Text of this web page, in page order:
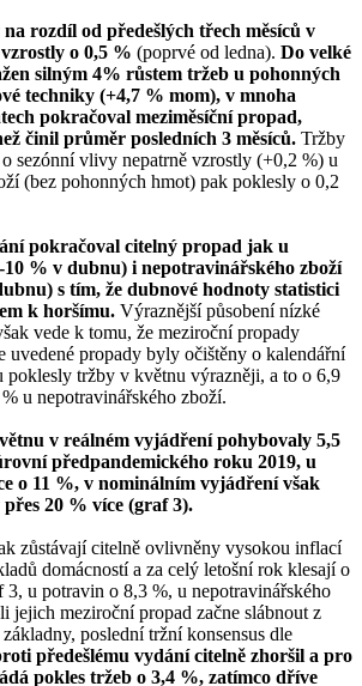
rozdíl od předešlých třech měsíců v
o 0,5 % (poprvé od ledna). Do velké
silným 4% růstem tržeb u pohonných
techniky (+4,7 % mom), v mnoha
pokračoval meziměsíční propad,
činil průměr posledních 3 měsíců. Tržby
sezónní vlivy nepatrně vzrostly (+0,2 %) u
(bez pohonných hmot) pak poklesly o 0,2
pokračoval citelný propad jak u
% v dubnu) i nepotravinářského zboží
s tím, že dubnové hodnoty statistici
k horšímu. Výraznější působení nízké
vede k tomu, že meziroční propady
propady byly očištěny o kalendářní
tržby v květnu výrazněji, a to o 6,9
u nepotravinářského zboží.
v reálném vyjádření pohybovaly 5,5
předpandemického roku 2019, u
o 11 %, v nominálním vyjádření však
20 % více (graf 3).
zůstávají citelně ovlivněny vysokou inflací
domácností a za celý letošní rok klesají o
u potravin o 8,3 %, u nepotravinářského
meziroční propad začne slábnout z
poslední tržní konsensus dle
předešlému vydání citelně zhoršil a pro
pokles tržeb o 3,4 %, zatímco dříve